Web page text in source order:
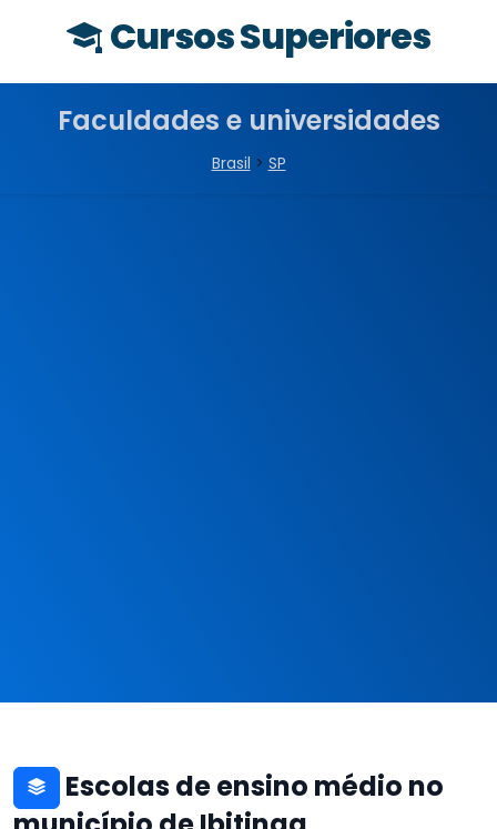
Cursos Superiores
Faculdades e universidades
Brasil > SP
Escolas de ensino médio no